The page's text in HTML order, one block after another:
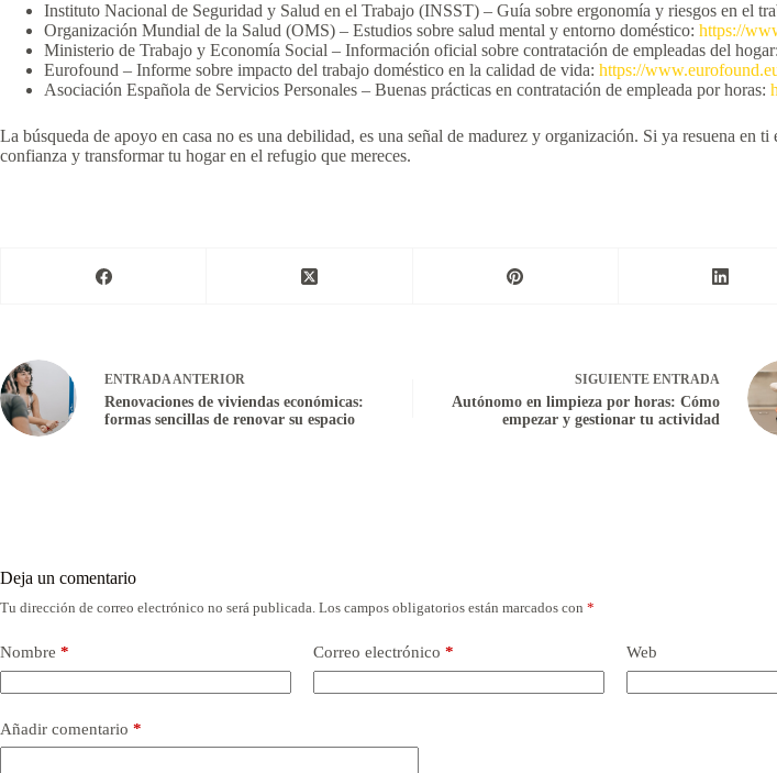
Instituto Nacional de Seguridad y Salud en el Trabajo (INSST) – Guía sobre ergonomía y riesgos en el
Organización Mundial de la Salud (OMS) – Estudios sobre salud mental y entorno doméstico: https://
Ministerio de Trabajo y Economía Social – Información oficial sobre contratación de empleadas del hogar:
Eurofound – Informe sobre impacto del trabajo doméstico en la calidad de vida: https://
Asociación Española de Servicios Personales – Buenas prácticas en contratación de empleada por horas:
La búsqueda de apoyo en casa no es una debilidad, es una señal de madurez y organización. Si ya resuena
confianza y transformar tu hogar en el refugio que mereces.
ENTRADAANTERIOR
Renovaciones de viviendas económicas:
formas sencillas de renovar su espacio
SIGUIENTE ENTRADA
Autónomo en limpieza por horas: Cómo
empezar y gestionar tu actividad
Deja un comentario
Tu dirección de correo electrónico no será publicada. Los campos obligatorios están marcados con *
Nombre * Correo electrónico * Web
Añadir comentario *